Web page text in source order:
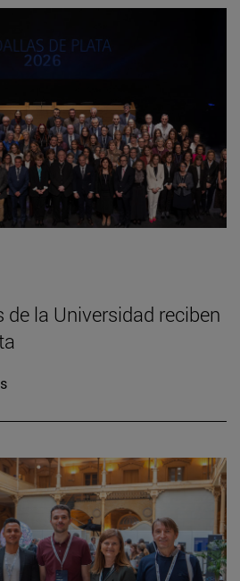
de la Universidad reciben